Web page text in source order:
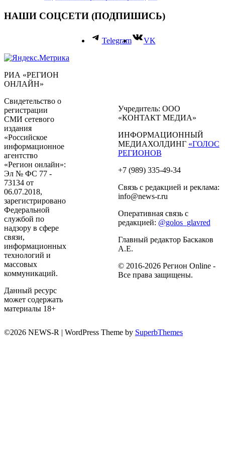
НАШИ СОЦСЕТИ (ПОДПИШИСЬ)
Telegram VK
РИА «РЕГИОН
ОНЛАЙН»
Свидетельство о
регистрации
СМИ сетевого
издания
«Российское
информационное
агентство
«Регион онлайн»:
Эл № ФС 77 -
73134 от
06.07.2018,
зарегистрировано
Федеральной
службой по
надзору в сфере
связи,
информационных
технологий и
массовых
коммуникаций.
Данный ресурс
может содержать
материалы 18+
Учредитель: ООО
«КОНТАКТ МЕДИА»
ИНФОРМАЦИОННЫЙ
МЕДИАХОЛДИНГ «ГОЛОС
РЕГИОНОВ
+7 (989) 335-49-34
Связь с редакцией и реклама:
info@news-r.ru
Оперативная связь с
редакцией: @golos_glavred
Главный редактор Баскаков
А.Е.
© 2016-2026 Регион Online -
Все права защищены.
©2026 NEWS-R | WordPress Theme by SuperbThemes